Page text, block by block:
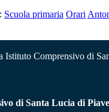
Scuola primaria Orari
Istituto Comprensivo di
di Santa Lucia di Piave